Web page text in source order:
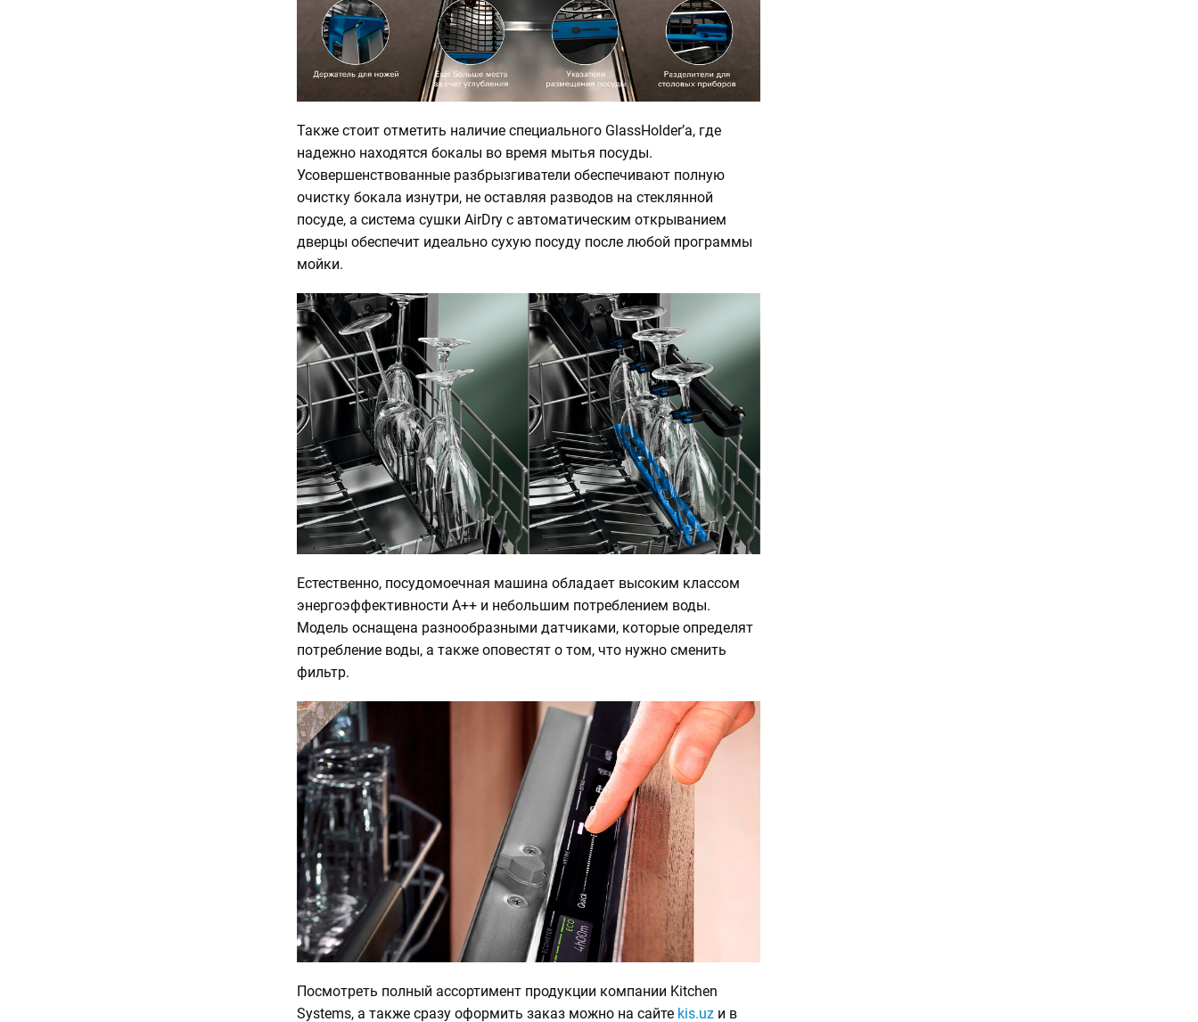
Также стоит отметить наличие специального GlassHolder’а, где
надежно находятся бокалы во время мытья посуды.
Усовершенствованные разбрызгиватели обеспечивают полную
очистку бокала изнутри, не оставляя разводов на стеклянной
посуде, а система сушки AirDry с автоматическим открыванием
дверцы обеспечит идеально сухую посуду после любой программы
мойки.
Естественно, посудомоечная машина обладает высоким классом
энергоэффективности А++ и небольшим потреблением воды.
Модель оснащена разнообразными датчиками, которые определят
потребление воды, а также оповестят о том, что нужно сменить
фильтр.
Посмотреть полный ассортимент продукции компании Kitchen
Systems, а также сразу оформить заказ можно на сайте kis.uzи в